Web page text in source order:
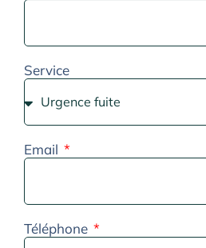
Service
Email
Téléphone